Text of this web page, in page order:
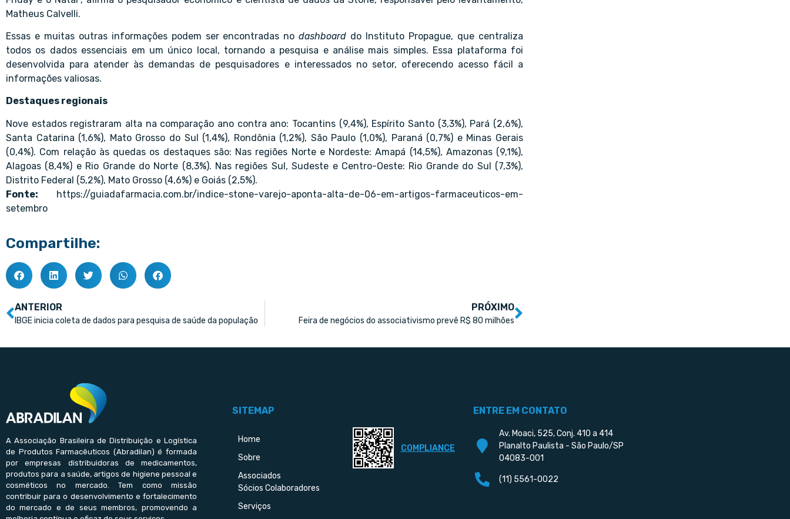
Matheus Calvelli.
Essas e muitas outras informações podem ser encontradas nodashboard do Instituto Propague, que centraliza
todos os dados essenciais em um único local, tornando a pesquisa e análise mais simples. Essa plataforma foi
desenvolvida para atender às demandas de pesquisadores e interessados no setor, oferecendo acesso fácil a
informações valiosas.
Destaques regionais
Nove estados registraram alta na comparação ano contra ano: Tocantins (9,4%), Espírito Santo (3,3%), Pará (2,6%),
Santa Catarina (1,6%), Mato Grosso do Sul (1,4%), Rondônia (1,2%), São Paulo (1,0%), Paraná (0,7%) e Minas Gerais
(0,4%). Com relação às quedas os destaques são: Nas regiões Norte e Nordeste: Amapá (14,5%), Amazonas (9,1%),
Alagoas (8,4%) e Rio Grande do Norte (8,3%). Nas regiões Sul, Sudeste e Centro-Oeste: Rio Grande do Sul (7,3%),
Distrito Federal (5,2%), Mato Grosso (4,6%) e Goiás (2,5%).
Fonte: https://guiadafarmacia.com.br/indice-stone-varejo-aponta-alta-de-06-em-artigos-farmaceuticos-em-
setembro
Compartilhe:
ANTERIOR
IBGE inicia coleta de dados para pesquisa de saúde da população
PRÓXIMO
Feira de negócios do associativismo prevê R$ 80 milhões
A Associação Brasileira de Distribuição e Logística
de Produtos Farmacêuticos (Abradilan) é formada
por empresas distribuidoras de medicamentos,
produtos para a saúde, artigos de higiene pessoal e
cosméticos no mercado. Tem como missão
contribuir para o desenvolvimento e fortalecimento
do mercado e de seus membros, promovendo a
SITEMAP
Home
Sobre
Associados
Sócios Colaboradores
Serviços
COMPLIANCE
ENTRE EM CONTATO
Av. Moaci, 525, Conj. 410 a 414
Planalto Paulista - São Paulo/SP
04083-001
(11) 5561-0022